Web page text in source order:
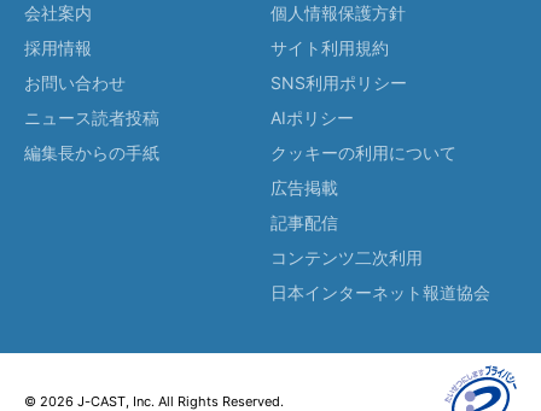
会社案内
採用情報
お問い合わせ
ニュース読者投稿
編集長からの手紙
個人情報保護方針
サイト利用規約
SNS利用ポリシー
AIポリシー
クッキーの利用について
広告掲載
記事配信
コンテンツ二次利用
日本インターネット報道協会
© 2026 J-CAST, Inc. All Rights Reserved.